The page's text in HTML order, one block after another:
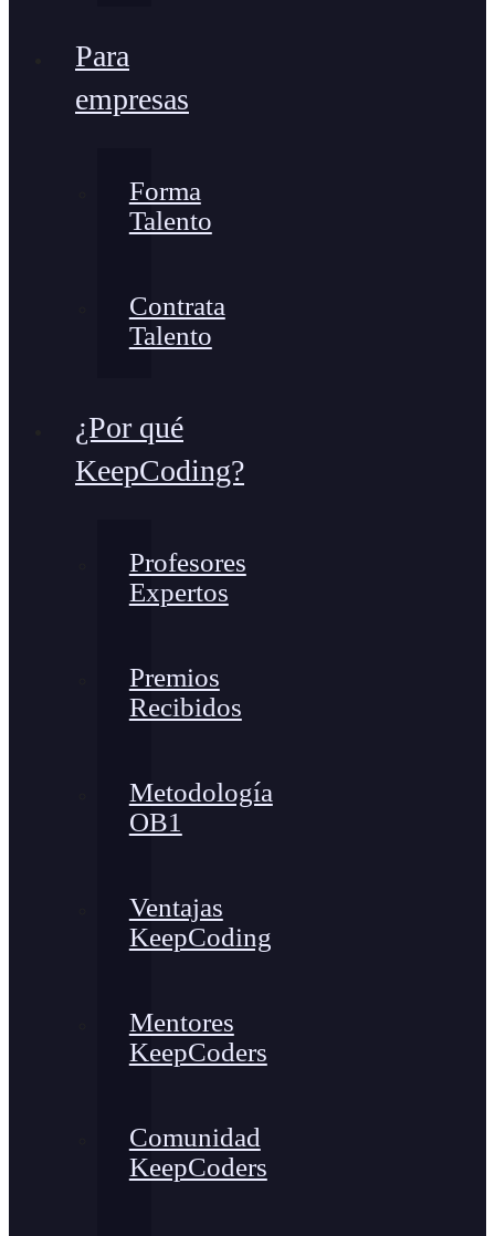
Para
empresas
Forma
Talento
Contrata
Talento
¿Por qué
KeepCoding?
Profesores
Expertos
Premios
Recibidos
Metodología
OB1
Ventajas
KeepCoding
Mentores
KeepCoders
Comunidad
KeepCoders